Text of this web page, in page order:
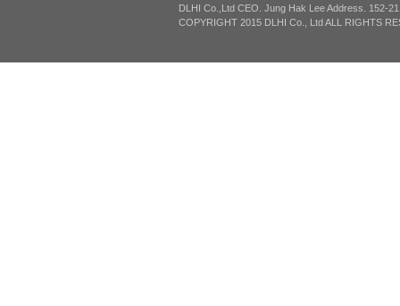
DLHI Co.,Ltd CEO. Jung Hak Lee Address. 152-
COPYRIGHT 2015 DLHI Co., Ltd ALL RIGHTS